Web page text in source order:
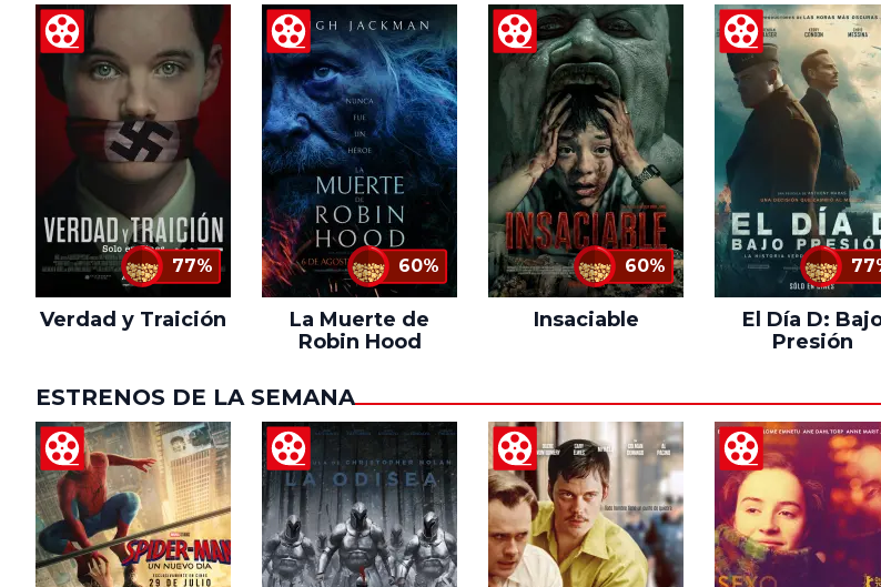
77%
Verdad y Traición
60%
La Muerte de
Robin Hood
60%
Insaciable
El Día D:
Presión
ESTRENOS DE LA SEMANA